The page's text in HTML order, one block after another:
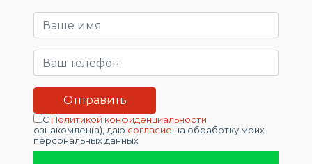
С Политикой конфиденциальности
ознакомлен(а), даю согласие на обработку моих
персональных данных